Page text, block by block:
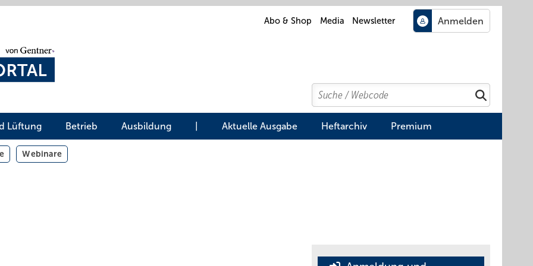
Abo & Shop Media Newsletter
Search
Suchen
Lüftung Betrieb Ausbildung Aktuelle Ausgabe Heftarchiv Premium
Webinare